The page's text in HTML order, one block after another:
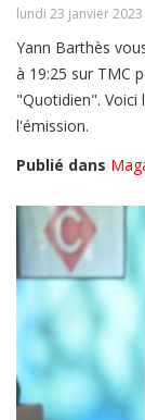
lundi 23 janvier
Yann Barthès
à 19:25 sur TMC
"Quotidien". Voici
l'émission.
Publié dans